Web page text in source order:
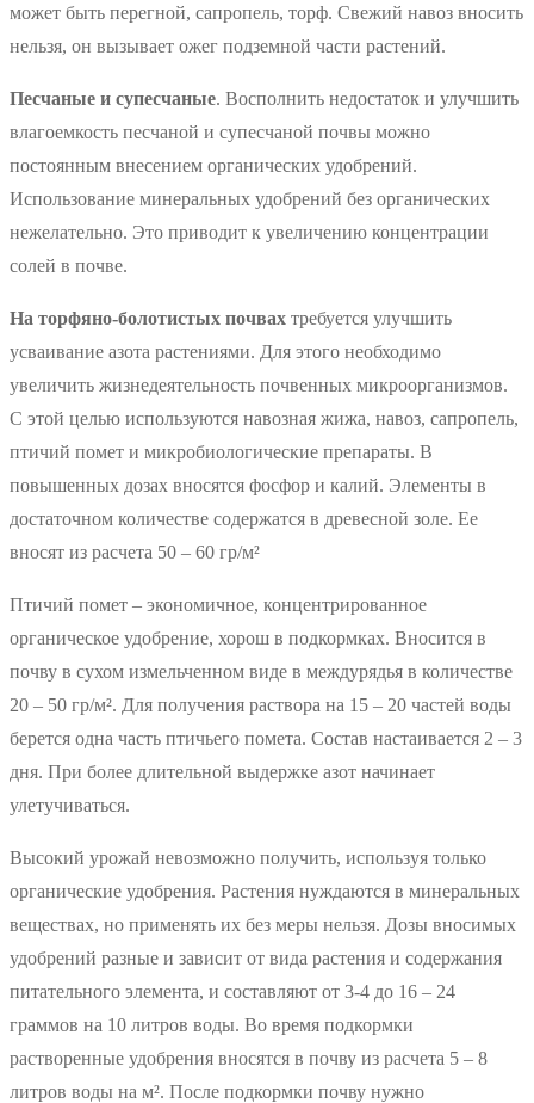
может быть перегной, сапропель, торф. Свежий навоз вносить
нельзя, он вызывает ожег подземной части растений.
Песчаные и супесчаные. Восполнить недостаток и улучшить
влагоемкость песчаной и супесчаной почвы можно
постоянным внесением органических удобрений.
Использование минеральных удобрений без органических
нежелательно. Это приводит к увеличению концентрации
солей в почве.
На торфяно-болотистых почвах требуется улучшить
усваивание азота растениями. Для этого необходимо
увеличить жизнедеятельность почвенных микроорганизмов.
С этой целью используются навозная жижа, навоз, сапропель,
птичий помет и микробиологические препараты. В
повышенных дозах вносятся фосфор и калий. Элементы в
достаточном количестве содержатся в древесной золе. Ее
вносят из расчета 50 – 60 гр/м²
Птичий помет – экономичное, концентрированное
органическое удобрение, хорош в подкормках. Вносится в
почву в сухом измельченном виде в междурядья в количестве
20 – 50 гр/м². Для получения раствора на 15 – 20 частей воды
берется одна часть птичьего помета. Состав настаивается 2 – 3
дня. При более длительной выдержке азот начинает
улетучиваться.
Высокий урожай невозможно получить, используя только
органические удобрения. Растения нуждаются в минеральных
веществах, но применять их без меры нельзя. Дозы вносимых
удобрений разные и зависит от вида растения и содержания
питательного элемента, и составляют от 3-4 до 16 – 24
граммов на 10 литров воды. Во время подкормки
растворенные удобрения вносятся в почву из расчета 5 – 8
литров воды на м². После подкормки почву нужно